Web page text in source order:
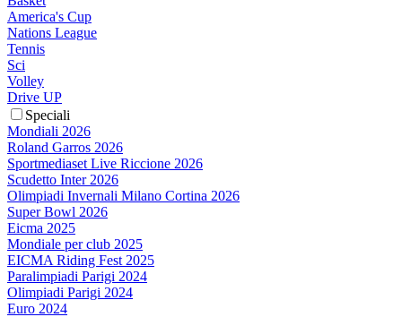
America's Cup
Nations League
Tennis
Sci
Volley
Drive UP
Speciali
Mondiali 2026
Roland Garros 2026
Sportmediaset Live Riccione 2026
Scudetto Inter 2026
Olimpiadi Invernali Milano Cortina 2026
Super Bowl 2026
Eicma 2025
Mondiale per club 2025
EICMA Riding Fest 2025
Paralimpiadi Parigi 2024
Olimpiadi Parigi 2024
Euro 2024